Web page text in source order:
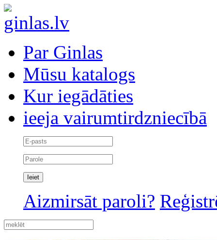
Par Ginlas
Mūsu katalogs
Kur iegādāties
ieeja vairumtirdzniecībā
Aizmirsāt paroli?